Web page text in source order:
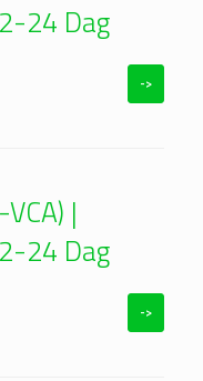
24 Dag
->
|
24 Dag
->